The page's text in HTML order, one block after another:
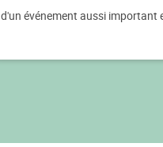
d'un événement aussi important